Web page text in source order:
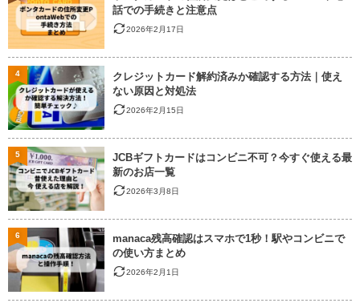
話での手続きと注意点
2026年2月17日
クレジットカード解約済みか確認する方法｜使え
ない原因と対処法
2026年2月15日
4
JCBギフトカードはコンビニ不可？今すぐ使える最
新のお店一覧
2026年3月8日
5
manaca残高確認はスマホで1秒！駅やコンビニで
の使い方まとめ
2026年2月1日
6